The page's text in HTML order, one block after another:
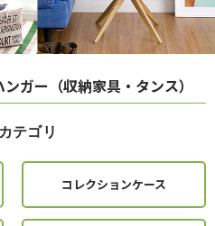
ガー（収納家具・タンス）
テゴリ
コレクションケース